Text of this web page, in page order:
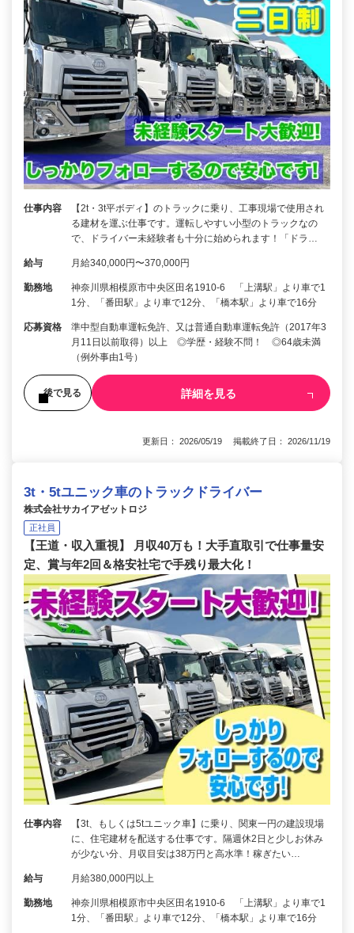
仕事内容
【2t・3t平ボディ】のトラックに乗り、工事現場で使用され
る建材を運ぶ仕事です。運転しやすい小型のトラックなの
で、ドライバー未経験者も十分に始められます！「ドラ…
給与 月給340,000円〜370,000円
勤務地
神奈川県相模原市中央区田名1910-6 「上溝駅」より車で1
1分、「番田駅」より車で12分、「橋本駅」より車で16分
応募資格
準中型自動車運転免許、又は普通自動車運転免許（2017年3
月11日以前取得）以上 ◎学歴・経験不問！ ◎64歳未満
（例外事由1号）
後で見る 詳細を見る
更新日： 2026/05/19 掲載終了日： 2026/11/19
3t・5tユニック車のトラックドライバー
株式会社サカイアゼットロジ
正社員
【王道・収入重視】 月収40万も！大手直取引で仕事量安
定、賞与年2回＆格安社宅で手残り最大化！
仕事内容
【3t、もしくは5tユニック車】に乗り、関東一円の建設現場
に、住宅建材を配送する仕事です。隔週休2日と少しお休み
が少ない分、月収目安は38万円と高水準！稼ぎたい…
給与 月給380,000円以上
勤務地
神奈川県相模原市中央区田名1910-6 「上溝駅」より車で1
1分、「番田駅」より車で12分、「橋本駅」より車で16分